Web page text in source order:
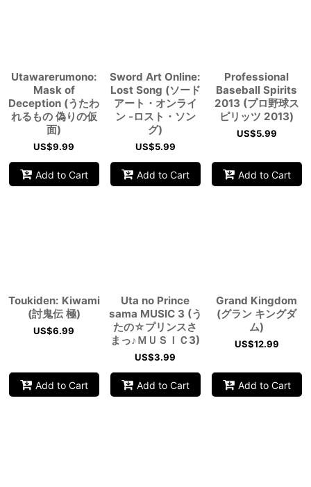
Utawarerumono:
Mask of
Deception (うたわ
れるもの 偽りの仮
面)
US$9.99
Add to Cart
Sword Art Online:
Lost Song (ソード
アート・オンライ
ン -ロスト・ソン
グ)
US$5.99
Add to Cart
Professional
Baseball Spirits
2013 (プロ野球ス
ピリッツ 2013)
US$5.99
Add to Cart
Toukiden: Kiwami
(討鬼伝 極)
US$6.99
Add to Cart
Uta no Prince
sama MUSIC 3 (う
たの☆プリンスさ
まっ♪ＭＵＳＩＣ3)
US$3.99
Add to Cart
Grand Kingdom
(グラン キングダ
ム)
US$12.99
Add to Cart